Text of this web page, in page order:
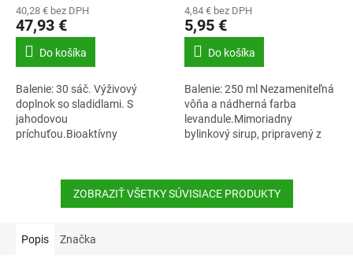
40,28 € bez DPH
47,93 €
Do košíka
Balenie: 30 sáč. Výživový
doplnok so sladidlami. S
jahodovou
príchuťou.Bioaktívny
prispieva k zdraviu a
pohyblivosti...
4,84 € bez DPH
5,95 €
Do košíka
Balenie: 250 ml Nezameniteľná
vôňa a nádherná farba
levandule.Mimoriadny
bylinkový sirup, pripravený z
vyrábané manufaktúrnym...
ZOBRAZIŤ VŠETKY SÚVISIACE PRODUKTY
Popis Značka